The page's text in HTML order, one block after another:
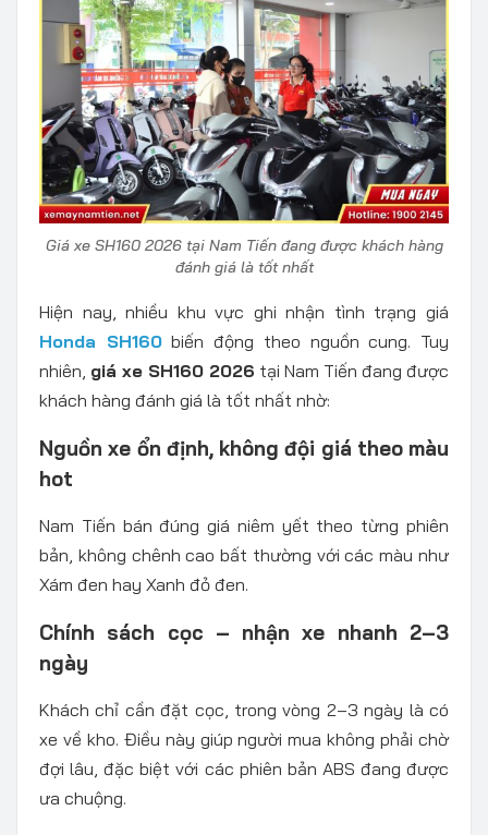
Giá xe SH160 2026 tại Nam Tiến đang được khách hàng
đánh giá là tốt nhất
Hiện nay, nhiều khu vực ghi nhận tình trạng giá
Honda SH160biến động theo nguồn cung. Tuy
nhiên, giá xe SH160 2026 tại Nam Tiến đang được
khách hàng đánh giá là tốt nhất nhờ:
Nguồn xe ổn định, không đội giá theo màu
hot
Nam Tiến bán đúng giá niêm yết theo từng phiên
bản, không chênh cao bất thường với các màu như
Xám đen hay Xanh đỏ đen.
Chính sách cọc – nhận xe nhanh 2–3
ngày
Khách chỉ cần đặt cọc, trong vòng 2–3 ngày là có
xe về kho. Điều này giúp người mua không phải chờ
đợi lâu, đặc biệt với các phiên bản ABS đang được
ưa chuộng.